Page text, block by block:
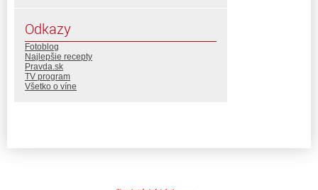
Odkazy
Fotoblog
Najlepšie recepty
Pravda.sk
TV program
Všetko o víne